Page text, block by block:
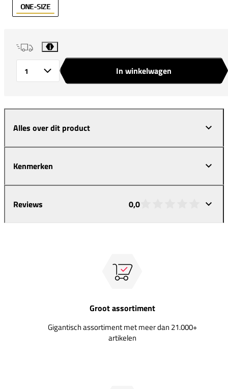
ONE-SIZE
i
In winkelwagen
Alles over dit product
Kenmerken
Reviews 0,0
Groot assortiment
Gigantisch assortiment met meer dan 21.000+
artikelen